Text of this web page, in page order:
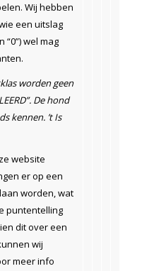
Wij hebben
een uitslag
wel mag
worden geen
De hond
kennen. ’t Is
website
er op een
worden, wat
puntentelling
dit over een
wij
meer info